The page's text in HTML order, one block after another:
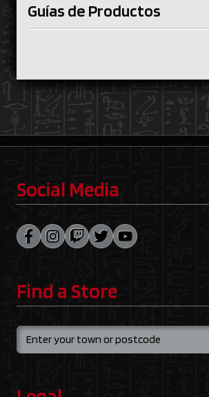
Guías de Productos
Social Media
Find a Store